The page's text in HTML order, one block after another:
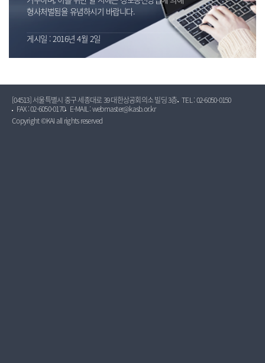
형사처벌됨을 유념하시기 바랍니다.
게시일 : 2016년 4월 2일
[04513] 서울특별시 중구 세종대로 39 대한상공회의소 빌딩 3층 TEL : 02-6050-0150
FAX : 02-6050-0170
E-MAIL : webmaster@kasb.or.kr
Copyright ©KAI all rights reserved